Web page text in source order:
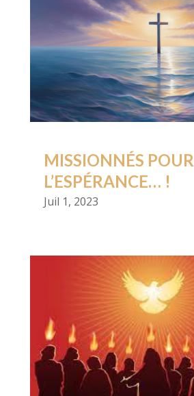
MISSIONNÉS POUR
L’ESPÉRANCE… !
Juil 1, 2023